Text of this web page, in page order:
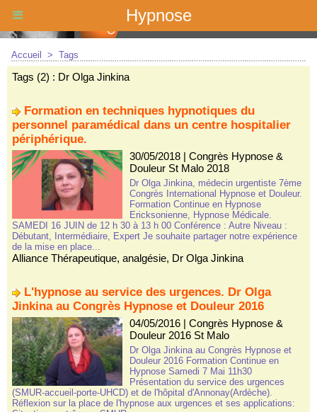
Hypnose
Accueil > Tags
Tags (2) : Dr Olga Jinkina
Formation en techniques hypnotiques du
personnel paramédical dans un centre hospitalier
périphérique.
30/05/2018| Congrès Hypnose &
Douleur St Malo 2018
Dr Olga Jinkina, médecin urgentiste 7ème
Congrès International Hypnose et Douleur.
Formation Continue en Hypnose
Ericksonienne, Hypnose Médicale.
SAMEDI 16 JUIN de 12 h 30 à 13 h 00 Conférence : Autre Niveau :
Débutant, Intermédiaire, Expert Je souhaite partager notre expérience
de la mise en place...
Alliance Thérapeutique, analgésie, Dr Olga Jinkina
L'hypnose au service des urgences. Dr Olga
Jinkina au Congrès Hypnose et Douleur 2016
04/05/2016| Congrès Hypnose &
Douleur 2016 St Malo
Dr Olga Jinkina au Congrès Hypnose et
Douleur 2016 Formation Continue en
Hypnose Samedi 7 Mai 11h30
Présentation du service des urgences
(SMUR-accueil-porte-UHCD) et de l'hôpital d'Annonay(Ardèche).
Réflexion sur la place de l'hypnose aux urgences et ses applications: